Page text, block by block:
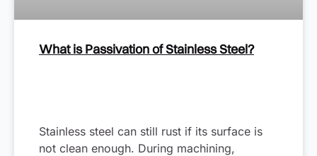
What is Passivation of Stainless Steel?
Stainless steel can still rust if its surface is
not clean enough. During machining,